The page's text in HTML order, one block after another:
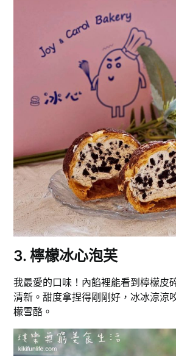
3. 檸檬冰心泡芙
我最愛的口味！內餡裡能看到檸檬皮
清新。甜度拿捏得剛剛好，冰冰涼涼
檬雪酪。